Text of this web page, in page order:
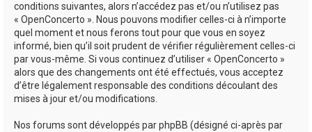
conditions suivantes, alors n’accédez pas et/ou n’utilisez pas
« OpenConcerto ». Nous pouvons modifier celles-ci à n’importe
quel moment et nous ferons tout pour que vous en soyez
informé, bien qu’il soit prudent de vérifier régulièrement celles-ci
par vous-même. Si vous continuez d’utiliser « OpenConcerto »
alors que des changements ont été effectués, vous acceptez
d’être légalement responsable des conditions découlant des
mises à jour et/ou modifications.
Nos forums sont développés par phpBB (désigné ci-après par